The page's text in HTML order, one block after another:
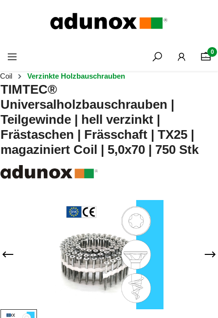
0
Coil Verzinkte Holzbauschrauben
TIMTEC®
Universalholzbauschrauben |
Teilgewinde | hell verzinkt |
Frästaschen | Frässchaft | TX25 |
magaziniert Coil | 5,0x70 | 750 Stk
Bildergalerie überspringen